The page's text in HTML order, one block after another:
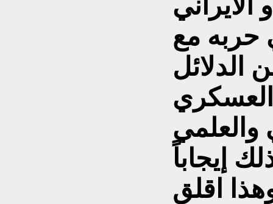
حربه مع
الدلائل
والعلمي
إيجاباً
اقلق